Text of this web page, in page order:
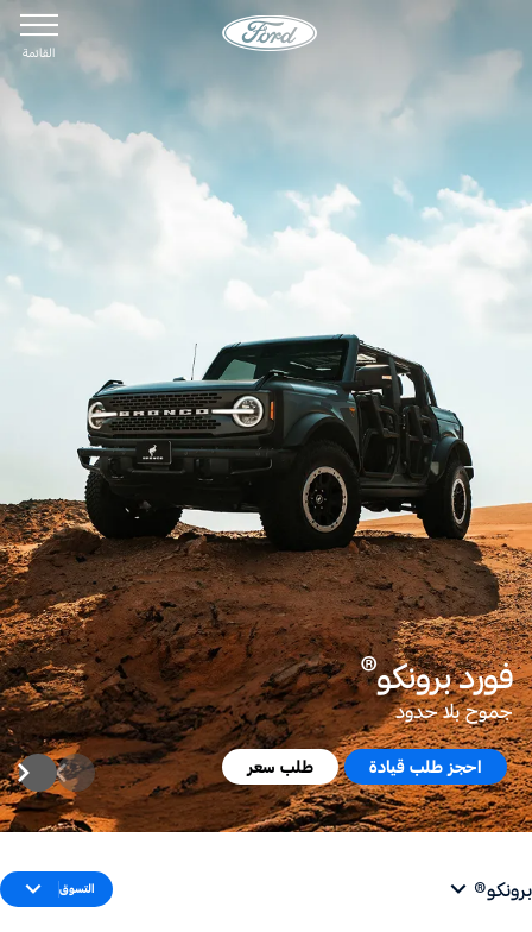
القائمة
فورد برونكو®
جموح بلا حدود
اكتشف الإكسسوارات من منظور 3D
برونكو® التسوق